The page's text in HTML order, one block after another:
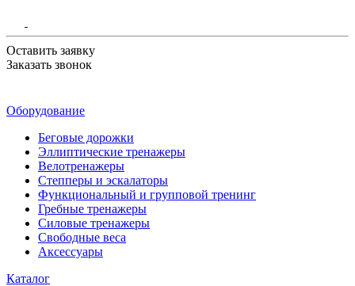
Оставить заявку
Заказать звонок
Оборудование
Беговые дорожки
Эллиптические тренажеры
Велотренажеры
Степперы и эскалаторы
Функциональный и групповой тренинг
Гребные тренажеры
Силовые тренажеры
Свободные веса
Аксессуары
Каталог